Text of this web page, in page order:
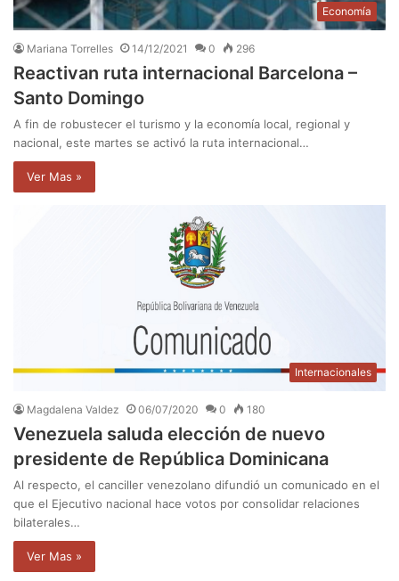
Economía
Mariana Torrelles 14/12/2021 0 296
Reactivan ruta internacional Barcelona –
Santo Domingo
A fin de robustecer el turismo y la economía local, regional y
nacional, este martes se activó la ruta internacional…
Ver Mas »
Internacionales
Magdalena Valdez 06/07/2020 0 180
Venezuela saluda elección de nuevo
presidente de República Dominicana
Al respecto, el canciller venezolano difundió un comunicado en el
que el Ejecutivo nacional hace votos por consolidar relaciones
bilaterales…
Ver Mas »